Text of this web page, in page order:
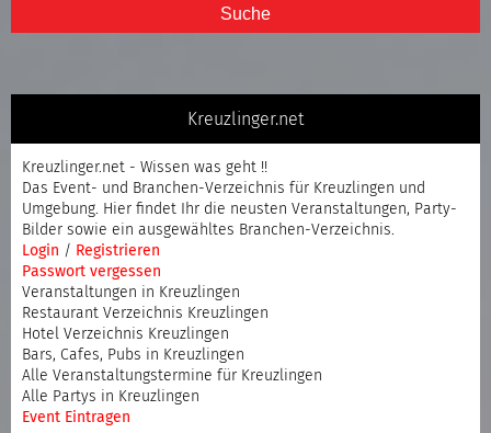
Suche
Kreuzlinger.net
Kreuzlinger.net - Wissen was geht !!
Das Event- und Branchen-Verzeichnis für Kreuzlingen und
Umgebung. Hier findet Ihr die neusten Veranstaltungen, Party-
Bilder sowie ein ausgewähltes Branchen-Verzeichnis.
Login / Registrieren
Passwort vergessen
Veranstaltungen in Kreuzlingen
Restaurant Verzeichnis Kreuzlingen
Hotel Verzeichnis Kreuzlingen
Bars, Cafes, Pubs in Kreuzlingen
Alle Veranstaltungstermine für Kreuzlingen
Alle Partys in Kreuzlingen
Event Eintragen